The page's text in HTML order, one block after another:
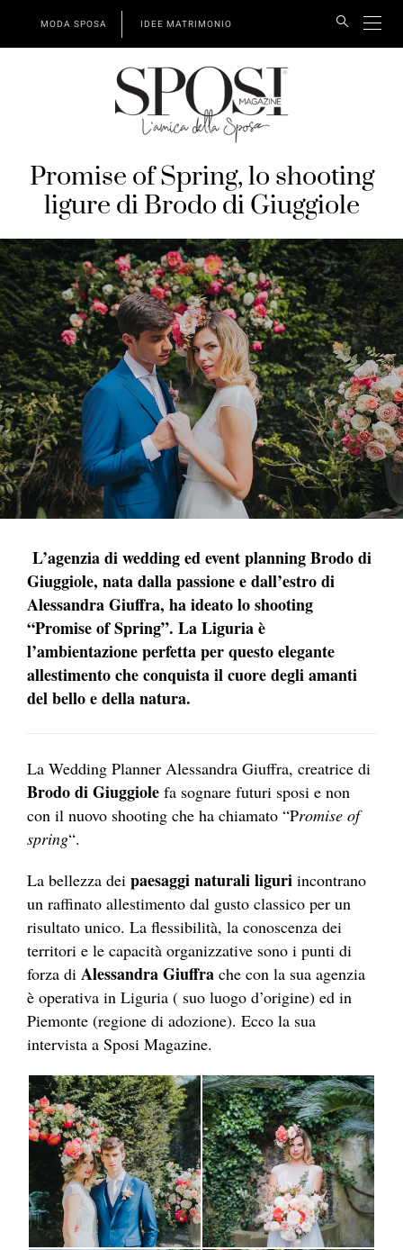
MODA SPOSA IDEE MATRIMONIO
Promise of Spring, lo shooting
ligure di Brodo di Giuggiole
L’agenzia di wedding ed event planning Brodo di
Giuggiole, nata dalla passione e dall’estro di
Alessandra Giuffra, ha ideato lo shooting
“Promise of Spring”. La Liguria è
l’ambientazione perfetta per questo elegante
allestimento che conquista il cuore degli amanti
del bello e della natura.
La Wedding Planner Alessandra Giuffra, creatrice di
Brodo di Giuggiole fa sognare futuri sposi e non
con il nuovo shooting che ha chiamato “Promise of
spring“.
La bellezza dei paesaggi naturali liguri incontrano
un raffinato allestimento dal gusto classico per un
risultato unico. La flessibilità, la conoscenza dei
territori e le capacità organizzative sono i punti di
forza di Alessandra Giuffra che con la sua agenzia
è operativa in Liguria ( suo luogo d’origine) ed in
Piemonte (regione di adozione). Ecco la sua
intervista a Sposi Magazine.